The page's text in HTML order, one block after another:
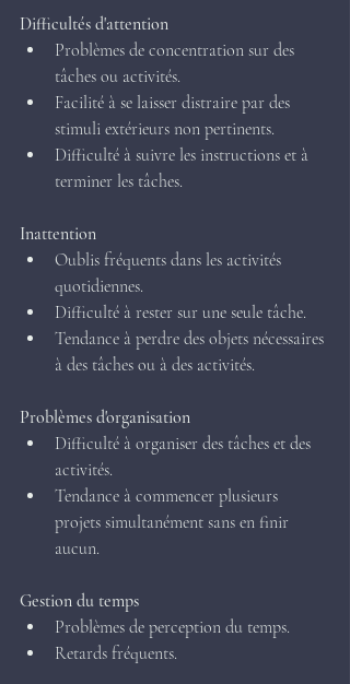
Difficultés d'attention
Problèmes de concentration sur des
tâches ou activités.
Facilité à se laisser distraire par des
stimuli extérieurs non pertinents.
Difficulté à suivre les instructions et à
terminer les tâches.
Inattention
Oublis fréquents dans les activités
quotidiennes.
Difficulté à rester sur une seule tâche.
Tendance à perdre des objets nécessaires
à des tâches ou à des activités.
Problèmes d'organisation
Difficulté à organiser des tâches et des
activités.
Tendance à commencer plusieurs
projets simultanément sans en finir
aucun.
Gestion du temps
Problèmes de perception du temps.
Retards fréquents.